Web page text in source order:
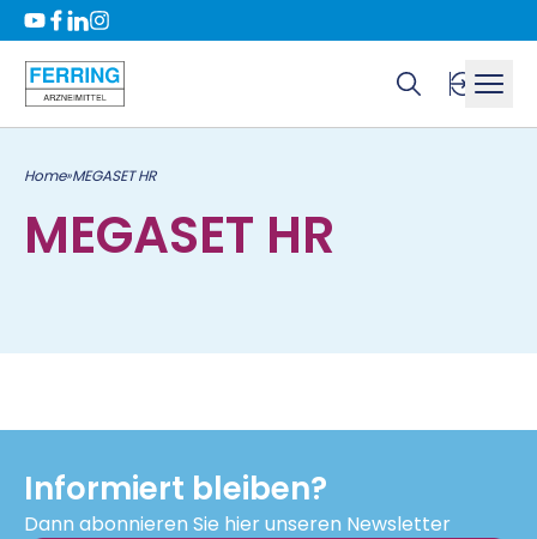
Home»MEGASET HR
MEGASET HR
Informiert bleiben?
Dann abonnieren Sie hier unseren Newsletter